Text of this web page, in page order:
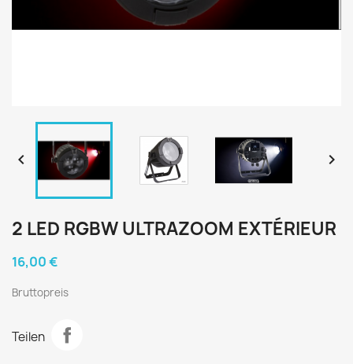
 
2 LED RGBW ULTRAZOOM EXTÉRIEUR
16,00 €
Bruttopreis
Teilen